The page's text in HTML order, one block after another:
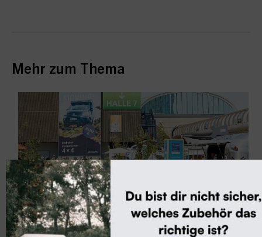
Mehr zum Thema
News & Termine
Caravan Salon Düsseldorf 2026: Alle
Informationen & Ticket-Gewinnspiel